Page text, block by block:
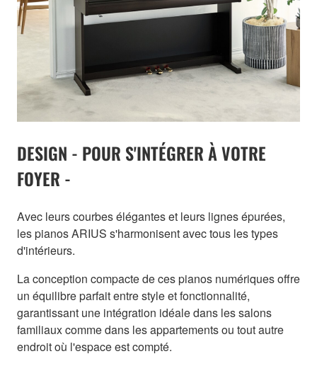
DESIGN - POUR S'INTÉGRER À VOTRE
FOYER -
Avec leurs courbes élégantes et leurs lignes épurées,
les pianos ARIUS s'harmonisent avec tous les types
d'intérieurs.
La conception compacte de ces pianos numériques offre
un équilibre parfait entre style et fonctionnalité,
garantissant une intégration idéale dans les salons
familiaux comme dans les appartements ou tout autre
endroit où l'espace est compté.